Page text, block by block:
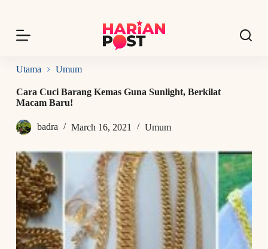
p
o
n
n
Utama Umum
Cara Cuci Barang Kemas Guna Sunlight, Berkilat
Macam Baru!
badra March 16, 2021 Umum